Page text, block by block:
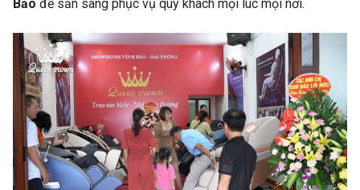
Bảo để sẵn sàng phục vụ quý khách mọi lúc mọi nơi.